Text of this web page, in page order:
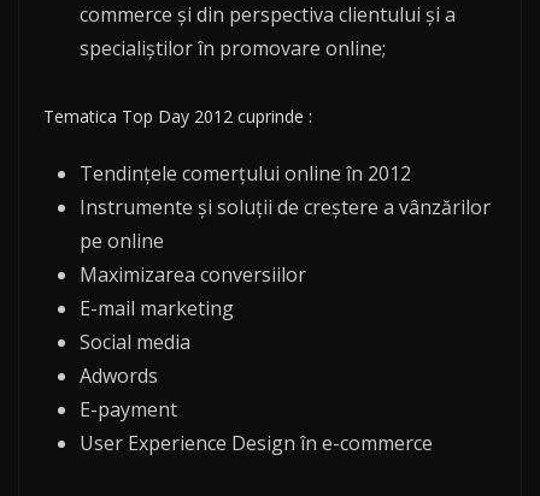
commerce și din perspectiva clientului și a
specialiștilor în promovare online;
Tematica Top Day 2012 cuprinde :
Tendințele comerțului online în 2012
Instrumente și soluții de creștere a vânzărilor
pe online
Maximizarea conversiilor
E-mail marketing
Social media
Adwords
E-payment
User Experience Design în e-commerce